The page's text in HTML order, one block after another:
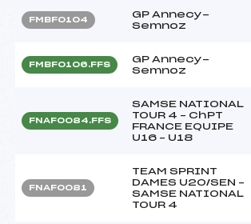
FMBF0104
GP Annecy-
Semnoz
FMBF0106.FFS
GP Annecy-
Semnoz
FNAF0084.FFS
SAMSE NATIONAL
TOUR 4 – ChPT
FRANCE EQUIPE
U16 – U18
FNAF0081
TEAM SPRINT
DAMES U20/SEN –
SAMSE NATIONAL
TOUR 4